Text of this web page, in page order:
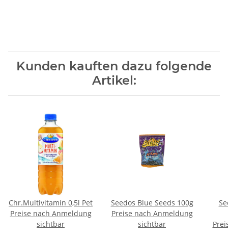
Kunden kauften dazu folgende
Artikel:
Chr.Multivitamin 0,5l Pet
Preise nach Anmeldung
sichtbar
Seedos Blue Seeds 100g
Preise nach Anmeldung
sichtbar